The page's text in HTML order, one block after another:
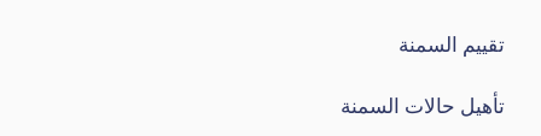
تقييم السمنة
تأهيل حالات السمنة